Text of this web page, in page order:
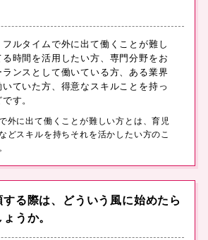
フルタイムで外に出て働くことが難し
る時間を活用したい方、専⾨分野をお
ンスとして働いている⽅、ある業界
ていた⽅、得意なスキルことを持っ
す。
外に出て働くことが難しい⽅とは、育児
どスキルを持ちそれを活かしたい⽅のこ
る際は、どういう⾵に始めたら
うか。